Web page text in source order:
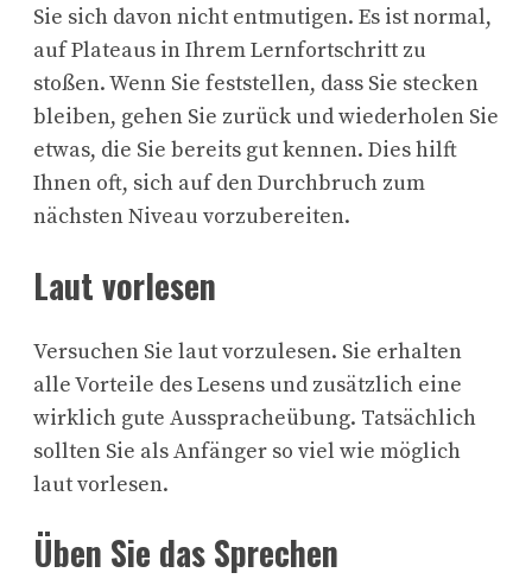
Sie sich davon nicht entmutigen. Es ist normal,
auf Plateaus in Ihrem Lernfortschritt zu
stoßen. Wenn Sie feststellen, dass Sie stecken
bleiben, gehen Sie zurück und wiederholen Sie
etwas, die Sie bereits gut kennen. Dies hilft
Ihnen oft, sich auf den Durchbruch zum
nächsten Niveau vorzubereiten.
Laut vorlesen
Versuchen Sie laut vorzulesen. Sie erhalten
alle Vorteile des Lesens und zusätzlich eine
wirklich gute Ausspracheübung. Tatsächlich
sollten Sie als Anfänger so viel wie möglich
laut vorlesen.
Üben Sie das Sprechen